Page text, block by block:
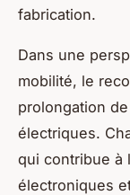
fabrication.
Dans une
mobilité, le
prolongation
électriques.
qui contribue à
électroniques